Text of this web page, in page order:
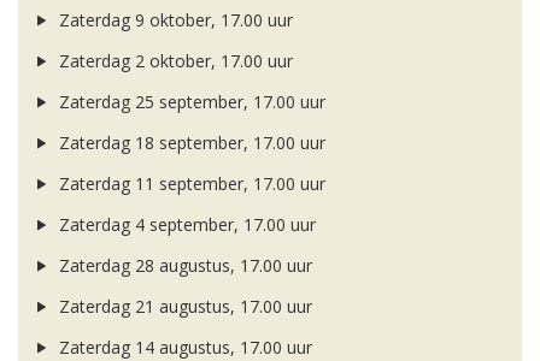
Zaterdag 9 oktober, 17.00 uur
Zaterdag 2 oktober, 17.00 uur
Zaterdag 25 september, 17.00 uur
Zaterdag 18 september, 17.00 uur
Zaterdag 11 september, 17.00 uur
Zaterdag 4 september, 17.00 uur
Zaterdag 28 augustus, 17.00 uur
Zaterdag 21 augustus, 17.00 uur
Zaterdag 14 augustus, 17.00 uur